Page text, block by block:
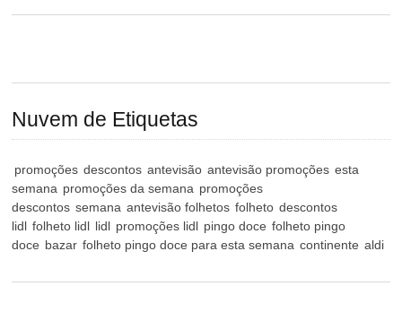
Nuvem de Etiquetas
promoções descontos antevisão antevisão promoções esta
semana promoções da semana promoções
descontos semana antevisão folhetos folheto descontos
lidl folheto lidl lidl promoções lidl pingo doce folheto pingo
doce bazar folheto pingo doce para esta semana continente aldi